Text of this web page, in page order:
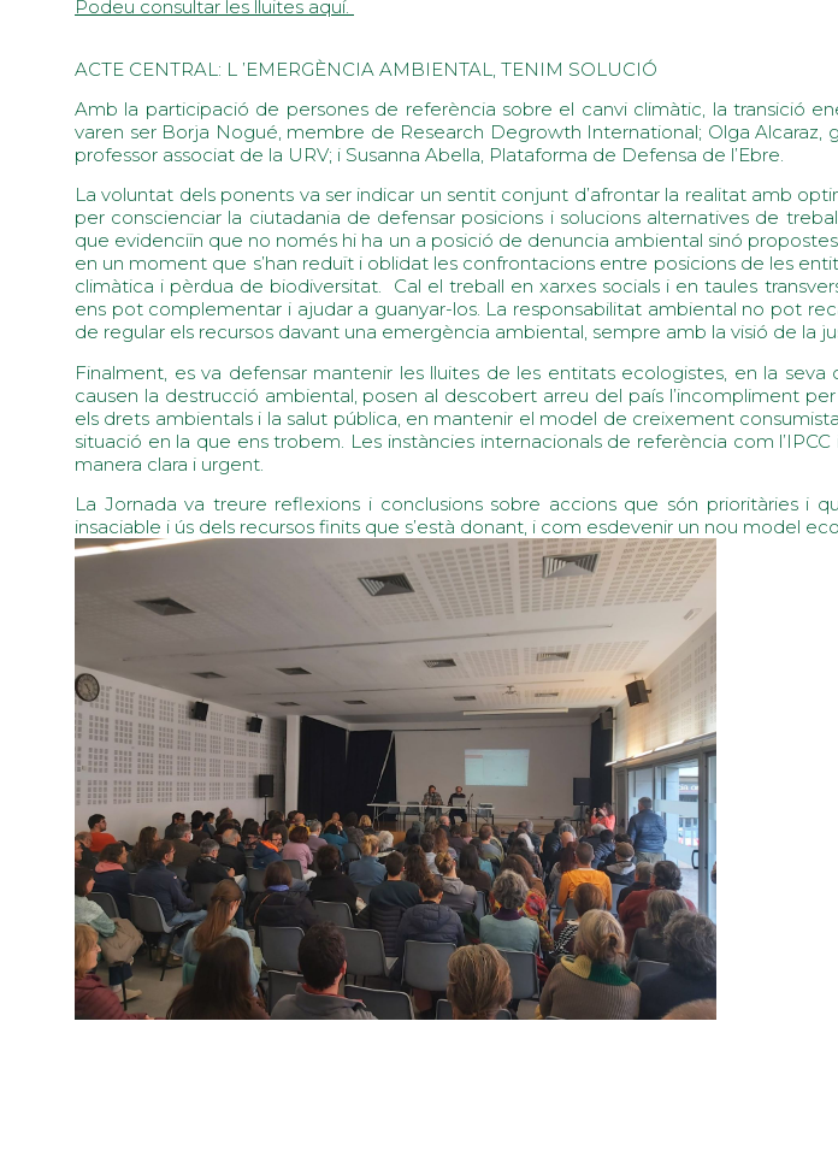
Podeu consultar les lluites aquí.
ACTE CENTRAL: L ’EMERGÈNCIA AMBIENTAL, TENIM SOLUCIÓ
Amb la participació de persones de referència sobre el canvi climàtic, la transició
varen ser Borja Nogué, membre de Research Degrowth International; Olga
professor associat de la URV; i Susanna Abella, Plataforma de Defensa de l’Ebre.
La voluntat dels ponents va ser indicar un sentit conjunt d’afrontar la realitat amb
per conscienciar la ciutadania de defensar posicions i solucions alternatives de
que evidenciïn que no només hi ha un a posició de denuncia ambiental sinó
en un moment que s’han reduït i oblidat les confrontacions entre posicions de les
climàtica i pèrdua de biodiversitat. Cal el treball en xarxes socials i en taules
ens pot complementar i ajudar a guanyar-los. La responsabilitat ambiental no pot
de regular els recursos davant una emergència ambiental, sempre amb la visió de la
Finalment, es va defensar mantenir les lluites de les entitats ecologistes, en la
causen la destrucció ambiental, posen al descobert arreu del país l’incompliment
els drets ambientals i la salut pública, en mantenir el model de creixement
situació en la que ens trobem. Les instàncies internacionals de referència com
manera clara i urgent.
La Jornada va treure reflexions i conclusions sobre accions que són prioritàries
insaciable i ús dels recursos finits que s’està donant, i com esdevenir un nou model